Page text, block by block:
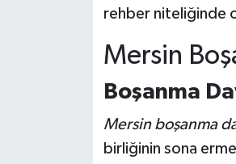
rehber niteliğinde
Mersin
Boşanma
Mersin boşanma
birliğinin sona